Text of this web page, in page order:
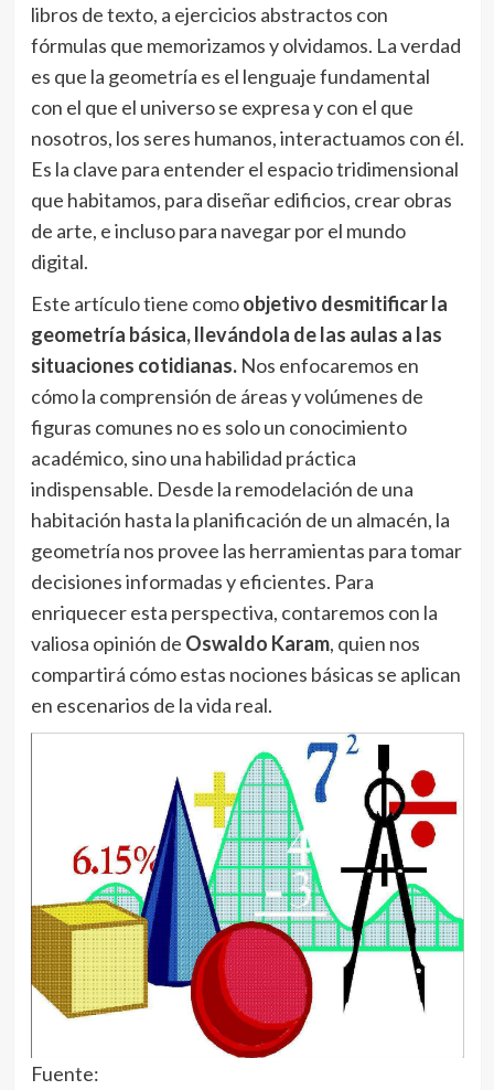
libros de texto, a ejercicios abstractos con
fórmulas que memorizamos y olvidamos. La verdad
es que la geometría es el lenguaje fundamental
con el que el universo se expresa y con el que
nosotros, los seres humanos, interactuamos con él.
Es la clave para entender el espacio tridimensional
que habitamos, para diseñar edificios, crear obras
de arte, e incluso para navegar por el mundo
digital.
Este artículo tiene comoobjetivo desmitificar la
geometría básica, llevándola de las aulas a las
situaciones cotidianas.Nos enfocaremos en
cómo la comprensión de áreas y volúmenes de
figuras comunes no es solo un conocimiento
académico, sino una habilidad práctica
indispensable. Desde la remodelación de una
habitación hasta la planificación de un almacén, la
geometría nos provee las herramientas para tomar
decisiones informadas y eficientes. Para
enriquecer esta perspectiva, contaremos con la
valiosa opinión de Oswaldo Karam, quien nos
compartirá cómo estas nociones básicas se aplican
en escenarios de la vida real.
Fuente: